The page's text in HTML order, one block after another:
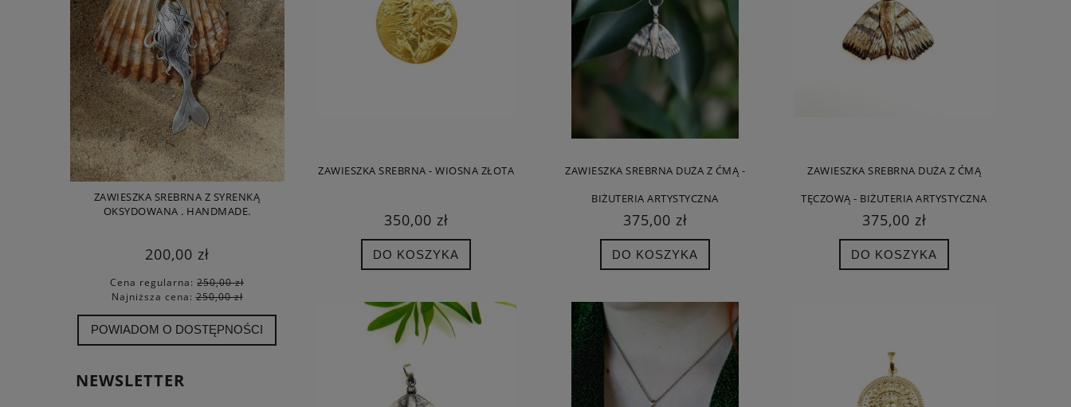
ZAWIESZKA SREBRNA Z SYRENKĄ
OKSYDOWANA . HANDMADE.
200,00 zł
Cena regularna: 250,00 zł
Najniższa cena:250,00 zł
POWIADOM O DOSTĘPNOŚCI
240,00 zł
DO KOSZYKA
ROZGWIAZDA DUŻA SZARA ZAWIESZKA
200,00 zł
DO KOSZYKA
ZAWIESZKA SREBRNA - KONIK MORSKI
96,00 zł
KOLCZYKI SREBRNE
NEWSLETTER
ZAWIESZKA SREBRNA - WIOSNA ZŁOTA
350,00 zł
DO KOSZYKA
ZAWIESZKA SREBRNA DUŻA Z ĆMĄ -
BIŻUTERIA ARTYSTYCZNA
375,00 zł
DO KOSZYKA
ZAWIESZKA SREBRNA DUŻA Z ĆMĄ
TĘCZOWĄ - BIŻUTERIA ARTYSTYCZNA
375,00 zł
DO KOSZYKA